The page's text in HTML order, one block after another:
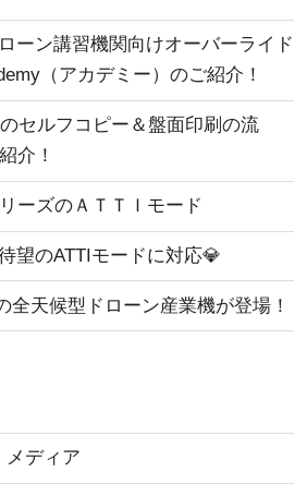
ーン講習機関向けオーバーライド
（アカデミー）のご紹介！
セルフコピー＆盤面印刷の流
介！
ーズのＡＴＴＩモード
望のATTIモードに対応💎
全天候型ドローン産業機が登場！
メディア